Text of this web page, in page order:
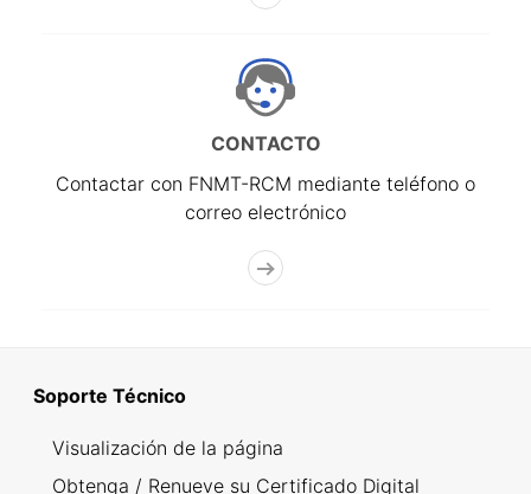
CONTACTO
Contactar con FNMT-RCM mediante teléfono o
correo electrónico
Soporte Técnico
Visualización de la página
Obtenga / Renueve su Certificado Digital